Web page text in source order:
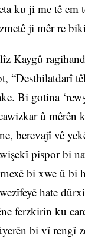
ku ji me tê em
ji mêr re
Kaygû
“Desthilatdarî
Bi gotina
û mêrên
berevajî vê
pispor bi
bi xwe û bi
hate
ferzkirin ku
bi vî rengî